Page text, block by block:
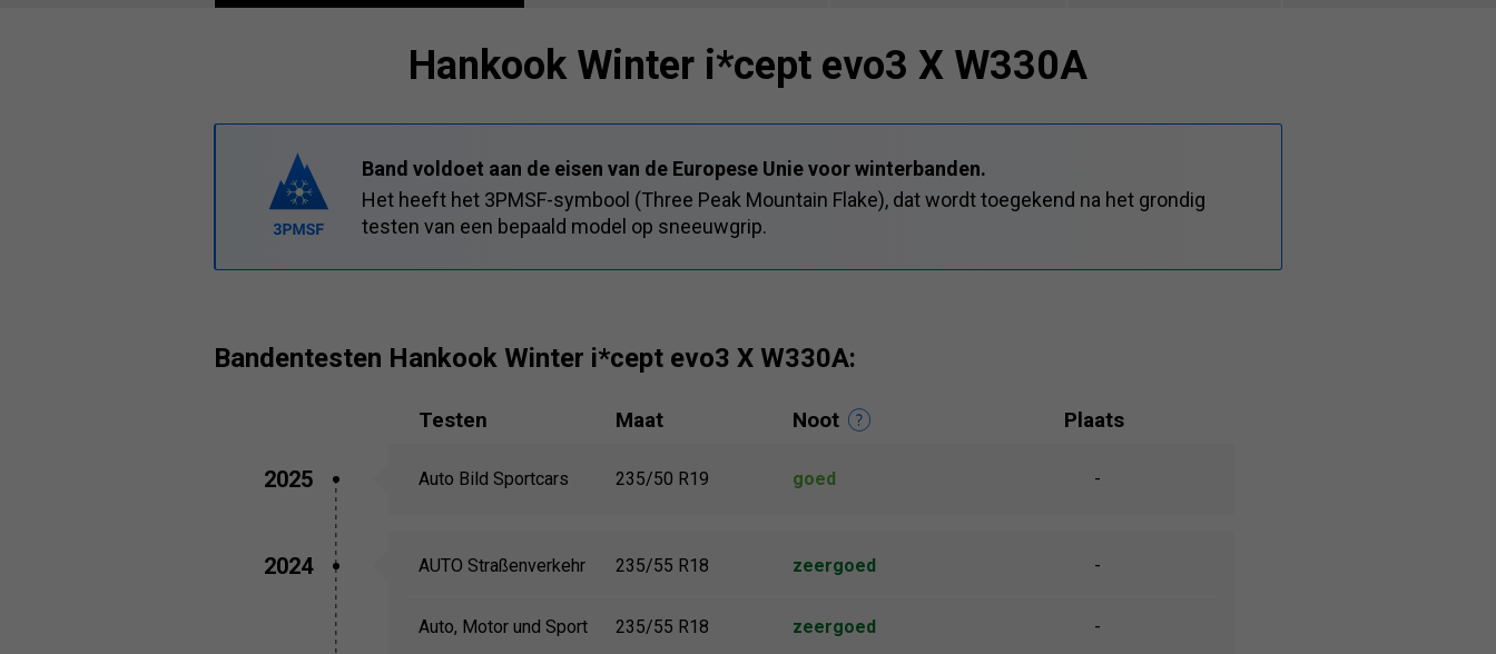
Hankook Winter i*cept evo3 X W330A
Band voldoet aan de eisen van de Europese Unie voor winterbanden.
Het heeft het 3PMSF-symbool (Three Peak Mountain Flake), dat wordt toegekend na het grondig
testen van een bepaald model op sneeuwgrip.
Bandentesten Hankook Winter i*cept evo3 X W330A:
Testen Maat Noot Plaats
2025 Auto Bild Sportcars 235/50 R19 goed -
2024 AUTO Straßenverkehr 235/55 R18 zeergoed -
Auto, Motor und Sport 235/55 R18 zeergoed -